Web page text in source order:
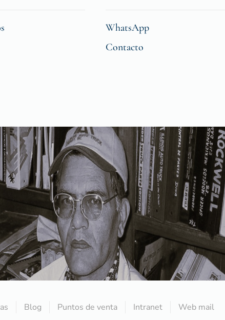
WhatsApp
Contacto
Blog Puntos de venta Intranet Web mail